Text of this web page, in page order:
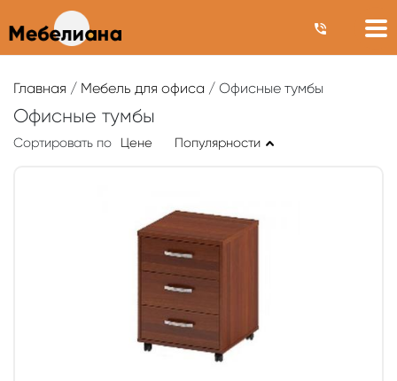
Главная / Мебель для офиса / Офисные тумбы
Офисные тумбы
Сортировать по Цене Популярности